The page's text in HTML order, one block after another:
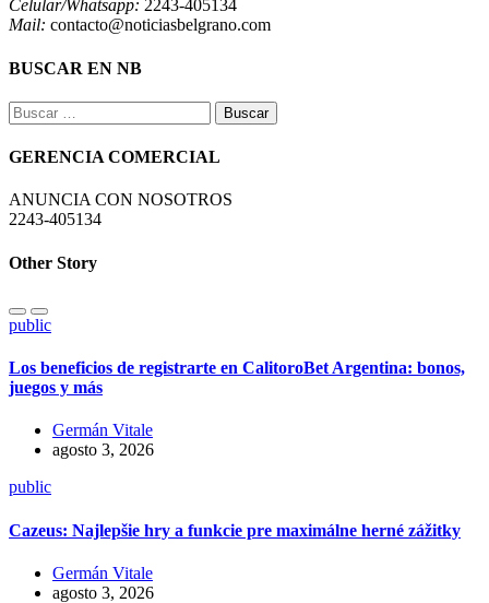
Celular/Whatsapp: 2243-405134
Mail: contacto@noticiasbelgrano.com
BUSCAR EN NB
Buscar:
GERENCIA COMERCIAL
ANUNCIA CON NOSOTROS
2243-405134
Other Story
public
Los beneficios de registrarte en CalitoroBet Argentina: bonos,
juegos y más
Germán Vitale
agosto 3, 2026
public
Cazeus: Najlepšie hry a funkcie pre maximálne herné zážitky
Germán Vitale
agosto 3, 2026